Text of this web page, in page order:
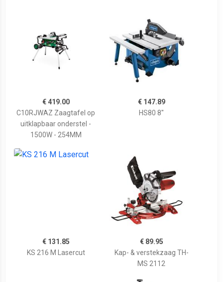
€ 419.00
C10RJWAZ Zaagtafel op
uitklapbaar onderstel -
1500W - 254MM
€ 147.89
HS80 8''
€ 131.85
KS 216 M Lasercut
€ 89.95
Kap- & verstekzaag TH-
MS 2112